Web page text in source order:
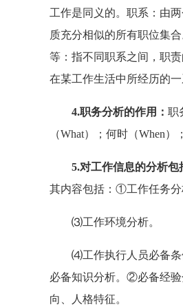
工作是同义的。职系：由
质充分相似的所有职位集
等：指不同职系之间，职
在某工作生活中所经历的
4.职务分析的作用： 职
（What）；何时（When
5.对工作信息的分析包
其内容包括：①工作任务
⑶工作环境分析。
⑷工作执行人员必备条件
必备知识分析。②必备经
向、人格特征。